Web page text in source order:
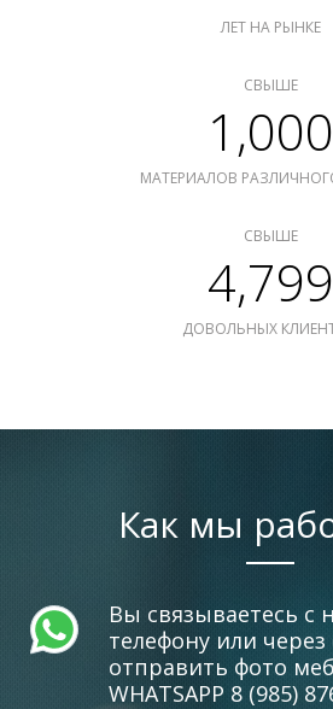
ЛЕТ НА РЫНКЕ
СВЫШЕ
1,000
МАТЕРИАЛОВ
СВЫШЕ
4,799
ДОВОЛЬНЫХ
Как мы
Вы связываетесь с
телефону или
отправить фото
WHATSAPP 8 (985)